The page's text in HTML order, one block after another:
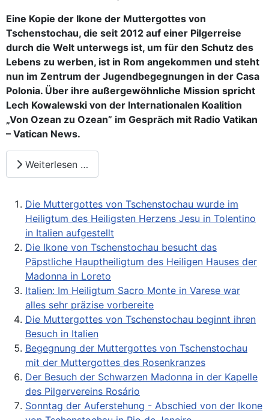
Eine Kopie der Ikone der Muttergottes von
Tschenstochau, die seit 2012 auf einer Pilgerreise
durch die Welt unterwegs ist, um für den Schutz des
Lebens zu werben, ist in Rom angekommen und steht
nun im Zentrum der Jugendbegegnungen in der Casa
Polonia. Über ihre außergewöhnliche Mission spricht
Lech Kowalewski von der Internationalen Koalition
„Von Ozean zu Ozean” im Gespräch mit Radio Vatikan
– Vatican News.
Weiterlesen …
Die Muttergottes von Tschenstochau wurde im
Heiligtum des Heiligsten Herzens Jesu in Tolentino
in Italien aufgestellt
Die Ikone von Tschenstochau besucht das
Päpstliche Hauptheiligtum des Heiligen Hauses der
Madonna in Loreto
Italien: Im Heiligtum Sacro Monte in Varese war
alles sehr präzise vorbereite
Die Muttergottes von Tschenstochau beginnt ihren
Besuch in Italien
Begegnung der Muttergottes von Tschenstochau
mit der Muttergottes des Rosenkranzes
Der Besuch der Schwarzen Madonna in der Kapelle
des Pilgervereins Rosário
Sonntag der Auferstehung - Abschied von der Ikone